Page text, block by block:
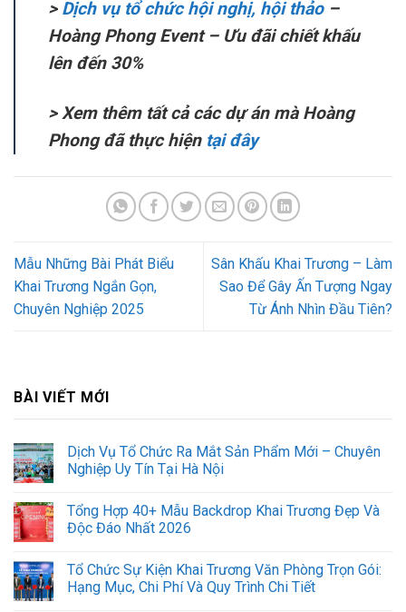
> Dịch vụ tổ chức hội nghị, hội thảo–
Hoàng Phong Event – Ưu đãi chiết khấu
lên đến 30%
> Xem thêm tất cả các dự án mà Hoàng
Phong đã thực hiện tại đây
Mẫu Những Bài Phát Biểu
Khai Trương Ngắn Gọn,
Chuyên Nghiệp 2025
Sân Khấu Khai Trương – Làm
Sao Để Gây Ấn Tượng Ngay
Từ Ánh Nhìn Đầu Tiên?
BÀI VIẾT MỚI
Dịch Vụ Tổ Chức Ra Mắt Sản Phẩm Mới – Chuyên
Nghiệp Uy Tín Tại Hà Nội
Tổng Hợp 40+ Mẫu Backdrop Khai Trương Đẹp Và
Độc Đáo Nhất 2026
Tổ Chức Sự Kiện Khai Trương Văn Phòng Trọn Gói:
Hạng Mục, Chi Phí Và Quy Trình Chi Tiết